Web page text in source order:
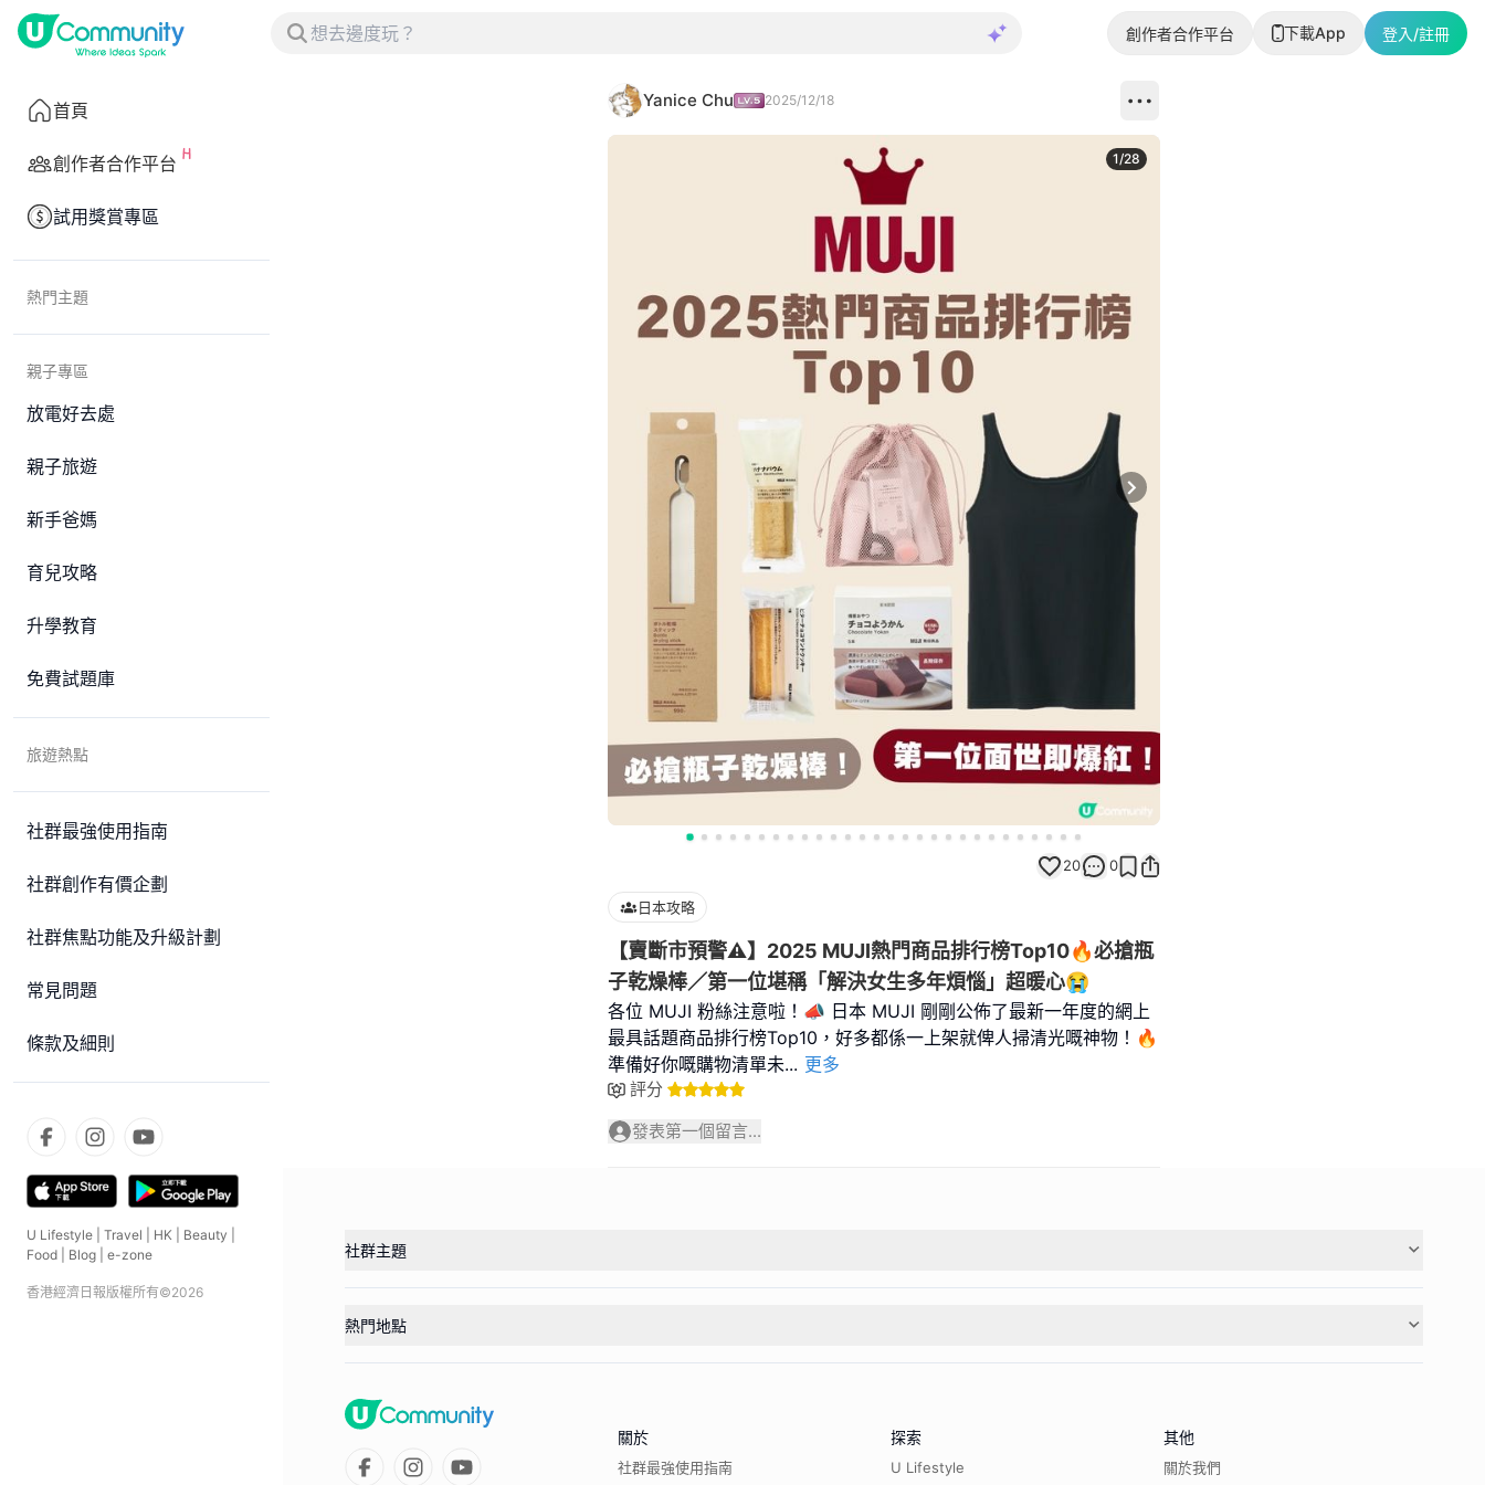
創作者合作平台 下載App 登入/註冊
首頁
創作者合作平台
試用獎賞專區
熱門主題
親子專區
放電好去處
親子旅遊
新手爸媽
育兒攻略
升學教育
免費試題庫
旅遊熱點
社群最強使用指南
社群創作有價企劃
社群焦點功能及升級計劃
常見問題
條款及細則
U Lifestyle Travel HK Beauty
Food
Blog e-zone
香港經濟日報版權所有©2026
Yanice Chu 2025/12/18
Next slide
1/28
20 0
日本攻略
【賣斷市預警⚠️】2025 MUJI熱門商品排行榜Top10🔥必搶瓶
子乾燥棒／第一位堪稱「解決女生多年煩惱」超暖心😭
各位 MUJI 粉絲注意啦！📣 日本 MUJI 剛剛公佈了最新一年度的網上
最具話題商品排行榜Top10，好多都係一上架就俾人掃清光嘅神物！🔥
準備好你嘅購物清單未... 更多
評分
發表第一個留言...
社群主題
熱門地點
關於
社群最強使用指南
探索
U Lifestyle
其他
關於我們